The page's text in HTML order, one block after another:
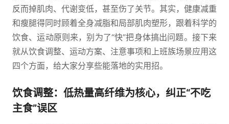
反而掉肌肉、代谢变低，甚至伤了关节。其实，健康减重
和瘦腿得同时顾着全身减脂和局部肌肉塑形，跟着科学的
饮食、运动原则来，别为了“快”把身体搞出问题。接下来
就从饮食调整、运动方案、注意事项和上班族场景应用这
四个方面，给大家分享些能落地的实用招。
饮食调整：低热量高纤维为核心，纠正“不吃
主食”误区